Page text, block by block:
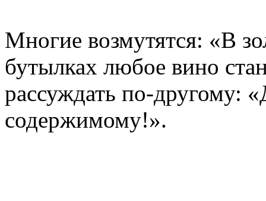
Многие возмутятся: «В
бутылках любое вино
рассуждать по-другому:
содержимому!».